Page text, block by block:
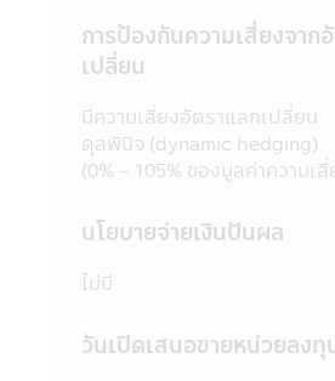
วัตถุประสงค์การลงทุน เป็นต้น
คณะกรรมการ ก.ล.ต. หรือโดยผ่
http://www.sec.or.th
9. กองทุนรวมเป็นนิติบุคคลแย
บริษัทจัดการ ดังนั้นบริษัทจัดการ
ทั้งนี้ ผลการดำเนินงานของกอง
อยู่กับสถานะทางการเงินหรือผล
ของบริษัทจัดการ
ภายใต้การควบคุมของกฎหมาย
การป้องกันความเสี่ยงจาก
เปลี่ยน
มีความเสี่ยงอัตราแลกเปลี่ยน
ดุลพินิจ (dynamic hedging)
(0% - 105% ของมูลค่าความเสี่
นโยบายจ่ายเงินปันผล
ไม่มี
วันเปิดเสนอขายหน่วยลงทุ